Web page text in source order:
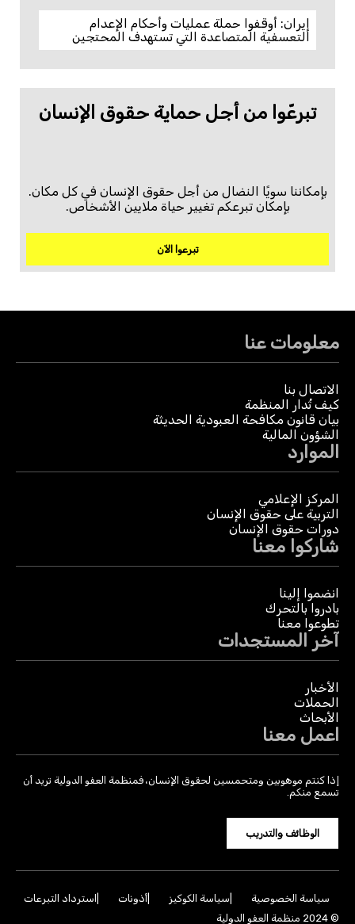
إيران: أوقفوا حملة عمليات وأحكام الإعدام
التعسفية المتصاعدة التي تستهدف المحتجين
تبرعّوا من أجل حماية حقوق الإنسان
بإمكاننا سويًا النضال من أجل حقوق الإنسان في كل مكان.
بإمكان تبرعكم تغيير حياة ملايين الأشخاص.
تبرعوا الآن
معلومات عنا
الاتصال بنا
كيف تُدار المنظمة
بيان قانون مكافحة العبودية الحديثة
الشؤون المالية
الموارد
المركز الإعلامي
التربية على حقوق الإنسان
دورات حقوق الإنسان
شاركوا معنا
انضموا إلينا
بادروا بالتحرك
تطوعوا معنا
آخر المستجدات
الأخبار
الحملات
الأبحاث
اعمل معنا
إذا كنتم موهوبين ومتحمسين لحقوق الإنسان، فمنظمة العفو الدولية تريد أن
تسمع منكم.
الوظائف والتدريب
سياسة الخصوصية سياسة الكوكيز أذونات
استرداد التبرعات
© 2024 منظمة العفو الدولية